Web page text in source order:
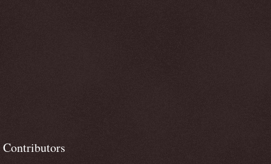
Contributors